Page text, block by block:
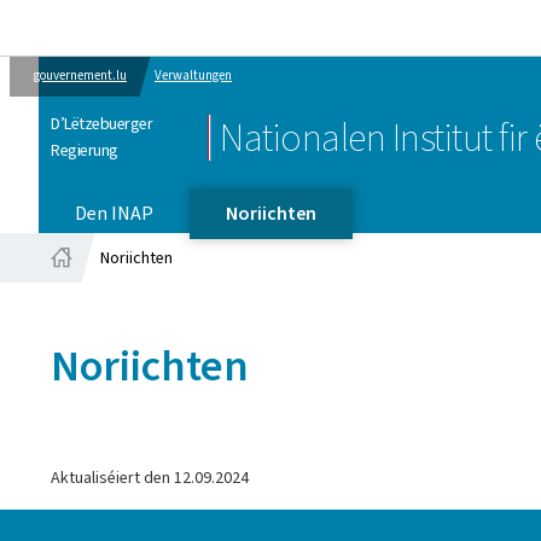
gouvernement.lu Verwaltungen
D’Lëtzebuerger
Regierung
Nationalen Institut
Den INAP
Noriichten
Noriichten
Noriichten
Aktualiséiert den 12.09.2024